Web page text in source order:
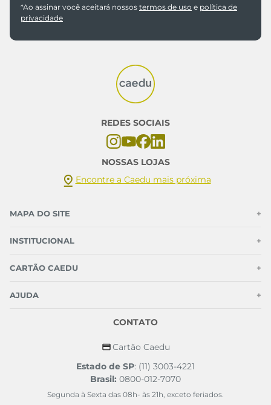
*Ao assinar você aceitará nossos termos de uso e política de
privacidade
REDES SOCIAIS
NOSSAS LOJAS
Encontre a Caedu mais próxima
MAPA DO SITE +
INSTITUCIONAL +
CARTÃO CAEDU +
AJUDA +
CONTATO
Cartão Caedu
Estado de SP: (11) 3003-4221
Brasil: 0800-012-7070
Segunda à Sexta das 08h- às 21h, exceto feriados.